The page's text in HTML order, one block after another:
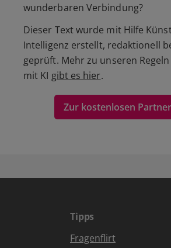
wunderbaren Verbindung?
Dieser Text wurde mit Hilfe
Intelligenz erstellt, redaktionell
geprüft. Mehr zu unseren
mit KI gibt es hier.
Zur kostenlosen
Tipps
Fragenflirt